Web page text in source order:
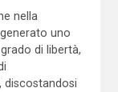
nella
uno
di libertà,
discostandosi